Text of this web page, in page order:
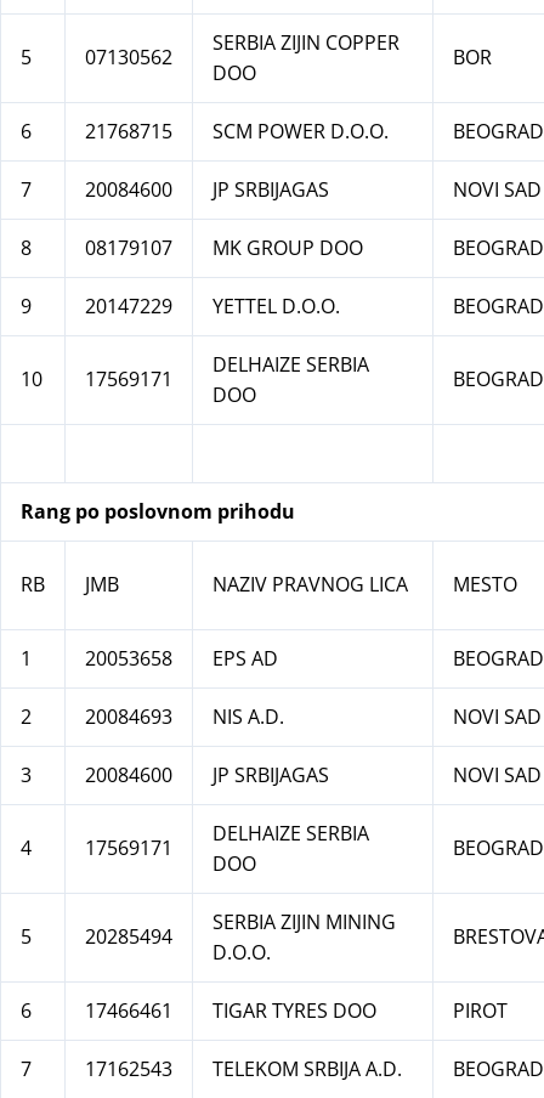
5 07130562
SERBIA ZIJIN COPPER
DOO
BOR
6 21768715 SCM POWER D.O.O. BEOGRAD
7 20084600 JP SRBIJAGAS NOVI SAD
8 08179107 MK GROUP DOO BEOGRAD
9 20147229 YETTEL D.O.O. BEOGRAD
10 17569171
DELHAIZE SERBIA
DOO
BEOGRAD
Rang po poslovnom prihodu
RB JMB NAZIV PRAVNOG LICA MESTO
1 20053658 EPS AD BEOGRAD
2 20084693 NIS A.D. NOVI SAD
3 20084600 JP SRBIJAGAS NOVI SAD
4 17569171
DELHAIZE SERBIA
DOO
BEOGRAD
5 20285494
SERBIA ZIJIN MINING
D.O.O.
6 17466461 TIGAR TYRES DOO PIROT
7 17162543 TELEKOM SRBIJA A.D. BEOGRAD